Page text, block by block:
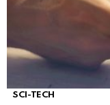
SCI-TECH